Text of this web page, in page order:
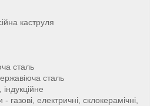
каструля
сталь
сталь
газові, електричні, склокерамічні,